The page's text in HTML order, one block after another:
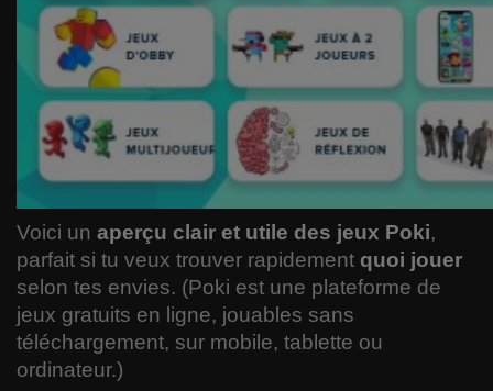
Voici un aperçu clair et utile des jeux Poki,
parfait si tu veux trouver rapidement quoi jouer
selon tes envies. (Poki est une plateforme de
jeux gratuits en ligne, jouables sans
téléchargement, sur mobile, tablette ou
ordinateur.)